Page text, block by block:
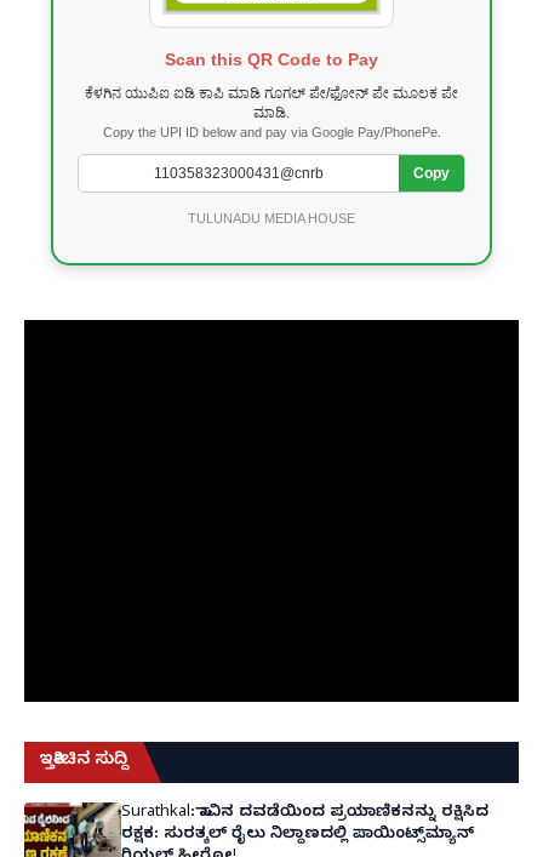
Scan this QR Code to Pay
ಕೆಳಗಿನ ಯುಪಿಐ ಐಡಿ ಕಾಪಿ ಮಾಡಿ ಗೂಗಲ್ ಪೇ/ಫೋನ್ ಪೇ ಮೂಲಕ ಪೇ
ಮಾಡಿ.
Copy the UPI ID below and pay via Google Pay/PhonePe.
Copy
TULUNADU MEDIA HOUSE
ಇತ್ತೀಚಿನ ಸುದ್ದಿ
Surathkal: ಸಾವಿನ ದವಡೆಯಿಂದ ಪ್ರಯಾಣಿಕನನ್ನು ರಕ್ಷಿಸಿದ
ರಕ್ಷಕ: ಸುರತ್ಕಲ್ ರೈಲು ನಿಲ್ದಾಣದಲ್ಲಿ ಪಾಯಿಂಟ್ಸ್‌ಮ್ಯಾನ್